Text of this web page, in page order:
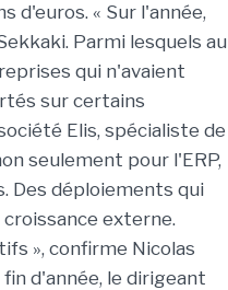
d'euros. « Sur l'année,
Parmi lesquels au
qui n'avaient
sur certains
Elis, spécialiste de
seulement pour l'ERP,
Des déploiements qui
externe.
», confirme Nicolas
d'année, le dirigeant